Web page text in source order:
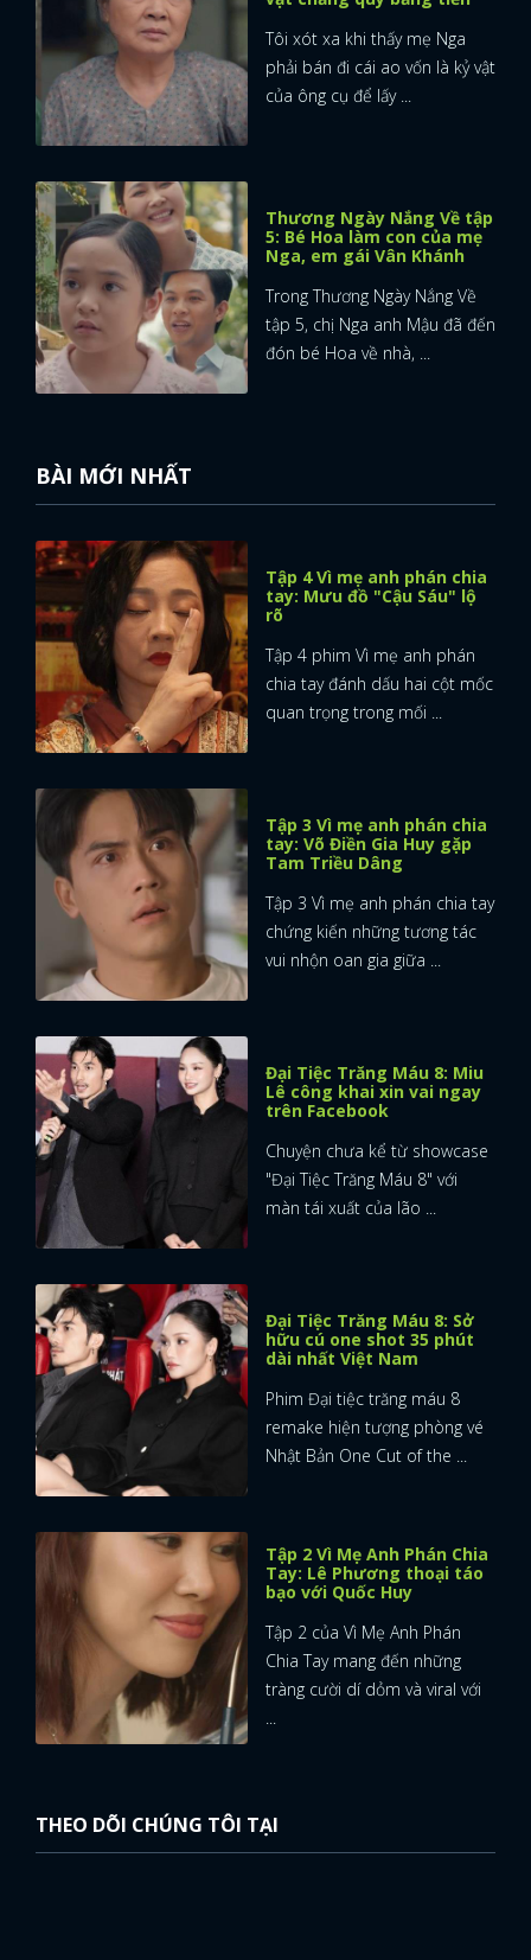
FACEBOOK GOOGLE
Tôi xót xa khi thấy mẹ Nga
phải bán đi cái ao vốn là kỷ vật
của ông cụ để lấy ...
Thương Ngày Nắng Về tập
5: Bé Hoa làm con của mẹ
Nga, em gái Vân Khánh
Trong Thương Ngày Nắng Về
tập 5, chị Nga anh Mậu đã đến
đón bé Hoa về nhà, ...
BÀI MỚI NHẤT
Tập 4 Vì mẹ anh phán chia
tay: Mưu đồ "Cậu Sáu" lộ
rõ
Tập 4 phim Vì mẹ anh phán
chia tay đánh dấu hai cột mốc
quan trọng trong mối ...
Tập 3 Vì mẹ anh phán chia
tay: Võ Điền Gia Huy gặp
Tam Triều Dâng
Tập 3 Vì mẹ anh phán chia tay
chứng kiến những tương tác
vui nhộn oan gia giữa ...
Đại Tiệc Trăng Máu 8: Miu
Lê công khai xin vai ngay
trên Facebook
Chuyện chưa kể từ showcase
"Đại Tiệc Trăng Máu 8" với
màn tái xuất của lão ...
Đại Tiệc Trăng Máu 8: Sở
hữu cú one shot 35 phút
dài nhất Việt Nam
Phim Đại tiệc trăng máu 8
remake hiện tượng phòng vé
Nhật Bản One Cut of the ...
Tập 2 Vì Mẹ Anh Phán Chia
Tay: Lê Phương thoại táo
bạo với Quốc Huy
Tập 2 của Vì Mẹ Anh Phán
Chia Tay mang đến những
tràng cười dí dỏm và viral với
...
THEO DÕI CHÚNG TÔI TẠI